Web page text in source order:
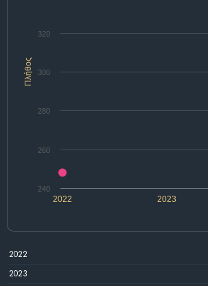
Πλήθος
2022 2023
240
260
280
300
320
2022
2023